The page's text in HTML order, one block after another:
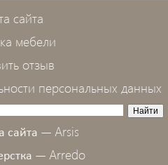
сайта
мебели
отзыв
персональных данных
сайта — Arsis
— Arredo